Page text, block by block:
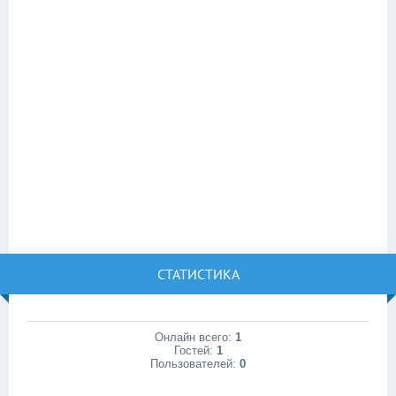
СТАТИСТИКА
Онлайн всего: 1
Гостей: 1
Пользователей: 0